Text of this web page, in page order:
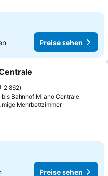
Preise sehen
Favoriten hinzufügen
2 862
bis Bahnhof Milano Centrale
MehrbettzimmerPreise sehen
Preise sehen